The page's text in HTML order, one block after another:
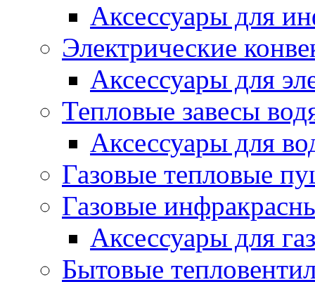
Аксессуары для
Электрические
Аксессуары для
Тепловые завесы
Аксессуары для
Газовые тепловые
Газовые
Аксессуары для
Бытовые